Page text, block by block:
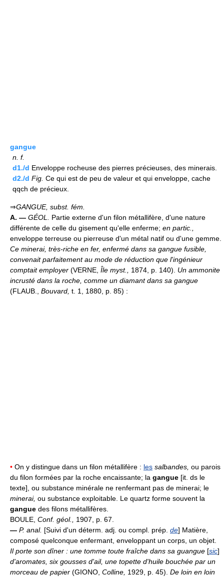
gangue
n. f.
d1./d Enveloppe rocheuse des pierres précieuses, des minerais.
d2./d Fig. Ce qui est de peu de valeur et qui enveloppe, cache
qqch de précieux.
⇒GANGUE, subst. fém.
A. — GÉOL. Partie externe d'un filon métallifère, d'une nature
différente de celle du gisement qu'elle enferme; en partic.,
enveloppe terreuse ou pierreuse d'un métal natif ou d'une gemme.
Ce minerai, très-riche en fer, enfermé dans sa gangue fusible,
convenait parfaitement au mode de réduction que l'ingénieur
comptait employer (VERNE, Île myst., 1874, p. 140). Un ammonite
incrusté dans la roche, comme un diamant dans sa gangue
(FLAUB., Bouvard, t. 1, 1880, p. 85) :
• On y distingue dans un filon métallifère : les salbandes, ou parois
du filon formées par la roche encaissante; la gangue [it. ds le
texte], ou substance minérale ne renfermant pas de minerai; le
minerai, ou substance exploitable. Le quartz forme souvent la
gangue des filons métallifères.
BOULE, Conf. géol., 1907, p. 67.
— P. anal. [Suivi d'un déterm. adj. ou compl. prép. de] Matière,
composé quelconque enfermant, enveloppant un corps, un objet.
Il porte son dîner : une tomme toute fraîche dans sa guangue [sic]
d'aromates, six gousses d'ail, une topette d'huile bouchée par un
morceau de papier (GIONO, Colline, 1929, p. 45). De loin en loin